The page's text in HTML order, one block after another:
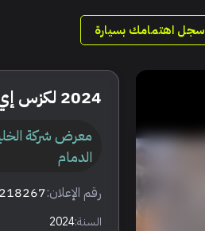
سجل اهتمامك بسيارة
2024 لكزس إي إس 250
معرض شركة
الدمام
رقم الإعلان:218267
السنة:2024